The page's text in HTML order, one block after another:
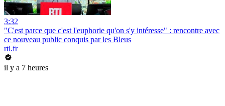
3:32
"C'est parce que c'est l'euphorie qu'on s'y intéresse" : rencontre avec
ce nouveau public conquis par les Bleus
rtl.fr
il y a 7 heures